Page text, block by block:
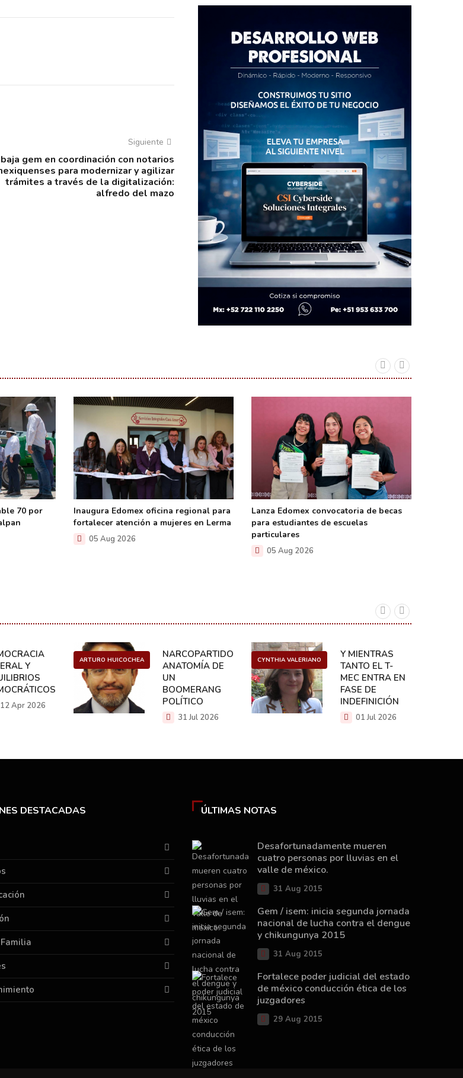
Siguiente
gem en coordinación con notarios
para modernizar y agilizar
trámites a través de la digitalización:
alfredo del mazo
70 por
Inaugura Edomex oficina regional para
fortalecer atención a mujeres en Lerma
05 Aug 2026
Lanza Edomex convocatoria de becas
para estudiantes de escuelas
particulares
05 Aug 2026
Y
12 Apr 2026
ARTURO HUICOCHEA
NARCOPARTIDO:
ANATOMÍA DE
UN
BOOMERANG
POLÍTICO
31 Jul 2026
CYNTHIA VALERIANO
Y MIENTRAS
TANTO EL T-
MEC ENTRA EN
FASE DE
INDEFINICIÓN
01 Jul 2026
DESTACADAS ÚLTIMAS NOTAS
Desafortunadamente mueren
cuatro personas por lluvias en el
valle de méxico.
31 Aug 2015
Gem / isem: inicia segunda jornada
nacional de lucha contra el dengue
y chikungunya 2015
31 Aug 2015
Fortalece poder judicial del estado
de méxico conducción ética de los
juzgadores
29 Aug 2015